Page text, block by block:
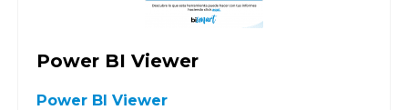
Power BI Viewer
Power BI Viewer